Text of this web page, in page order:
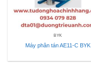
BYK
Máy phân tán AE11-C BYK